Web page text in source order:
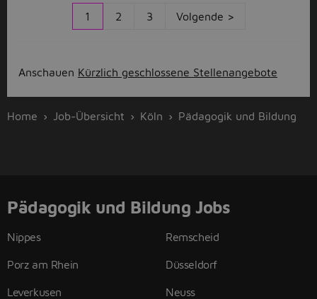
1 2 3 Volgende >
Anschauen Kürzlich geschlossene Stellenangebote
Home Job-Übersicht Köln Pädagogik und Bildung
Pädagogik und Bildung Jobs
Nippes
Porz am Rhein
Leverkusen
Remscheid
Düsseldorf
Neuss